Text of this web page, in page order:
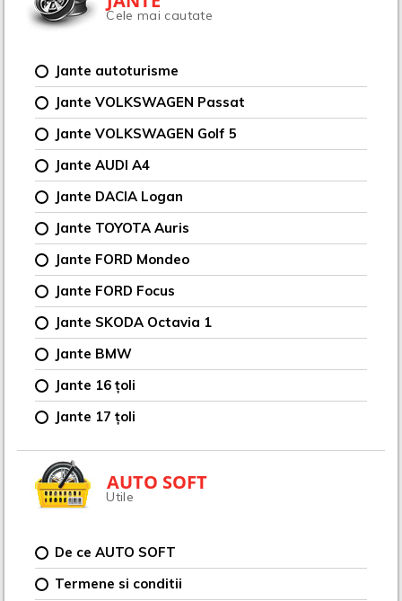
Cele mai cautate
Jante autoturisme
Jante VOLKSWAGEN Passat
Jante VOLKSWAGEN Golf 5
Jante AUDI A4
Jante DACIA Logan
Jante TOYOTA Auris
Jante FORD Mondeo
Jante FORD Focus
Jante SKODA Octavia 1
Jante BMW
Jante 16 țoli
Jante 17 țoli
AUTO SOFT
Utile
De ce AUTO SOFT
Termene si conditii